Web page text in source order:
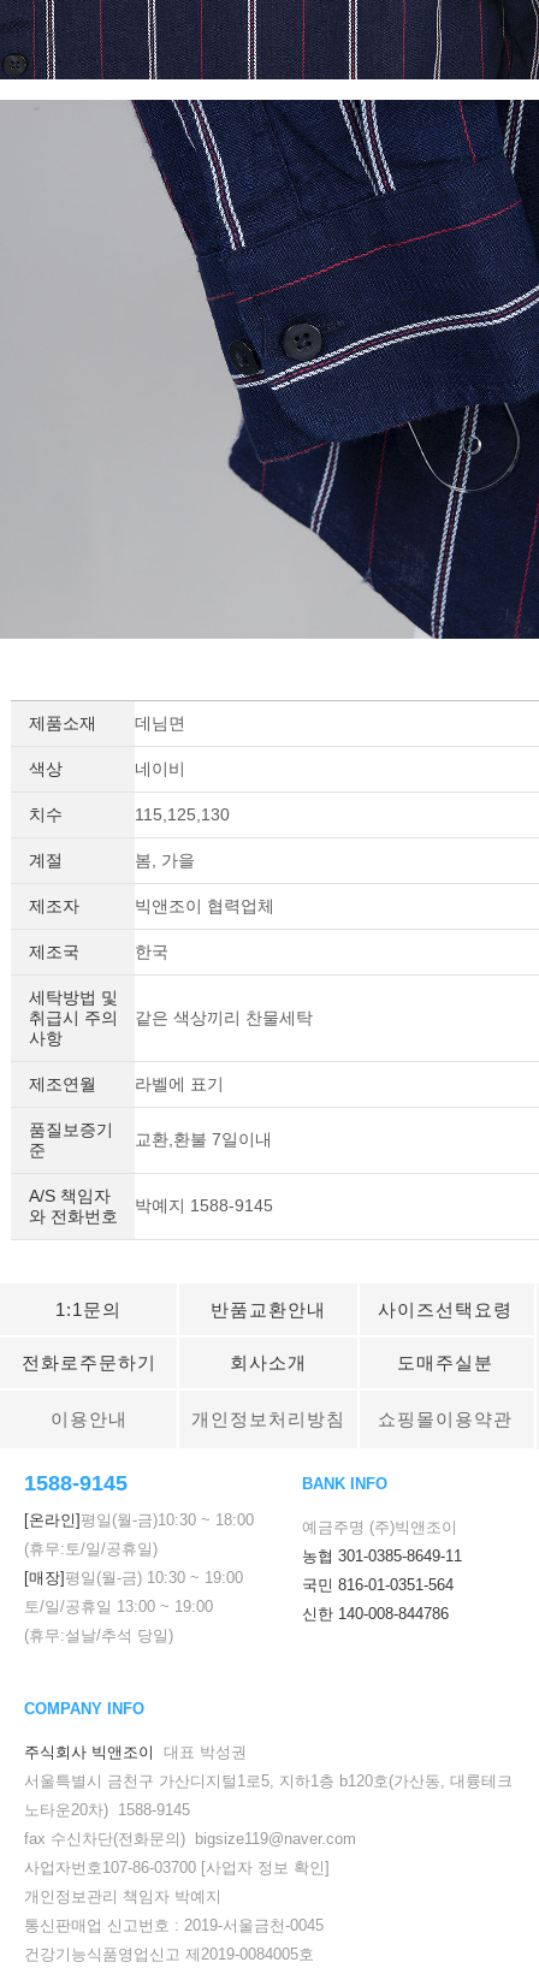
제품소재 데님면
색상 네이비
치수 115,125,130
계절 봄, 가을
제조자 빅앤조이 협력업체
제조국 한국
세탁방법 및
취급시 주의
사항
같은 색상끼리 찬물세탁
제조연월 라벨에 표기
품질보증기
준
교환,환불 7일이내
A/S 책임자
와 전화번호
박예지 1588-9145
1:1문의 반품교환안내 사이즈선택요령
전화로주문하기 회사소개 도매주실분
이용안내 개인정보처리방침 쇼핑몰이용약관
1588-9145
[온라인]평일(월-금)10:30 ~ 18:00
(휴무:토/일/공휴일)
[매장]평일(월-금) 10:30 ~ 19:00
토/일/공휴일 13:00 ~ 19:00
(휴무:설날/추석 당일)
BANK INFO
예금주명 (주)빅앤조이
농협 301-0385-8649-11
국민 816-01-0351-564
신한 140-008-844786
COMPANY INFO
주식회사 빅앤조이
대표 박성권
서울특별시 금천구 가산디지털1로5, 지하1층 b120호(가산동, 대륭테크
노타운20차) 1588-9145
fax 수신차단(전화문의) bigsize119@naver.com
사업자번호107-86-03700 [사업자 정보 확인]
개인정보관리 책임자 박예지
통신판매업 신고번호 : 2019-서울금천-0045
건강기능식품영업신고 제2019-0084005호